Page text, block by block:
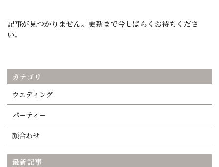
顔合わせ＆ウエディングプラン
よくある質問
ニュース＆ブログ
プラン紹介
アクセス
記事が見つかりません。更新まで今しばらくお待ちくださ
い。
カテゴリ
ウエディング
パーティー
顔合わせ
最新記事